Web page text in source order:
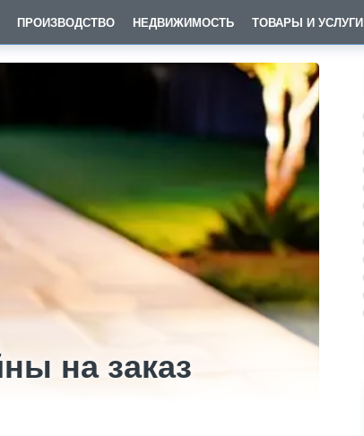
ПРОИЗВОДСТВО НЕДВИЖИМОСТЬ ТОВАРЫ И УСЛУГИ
на заказ